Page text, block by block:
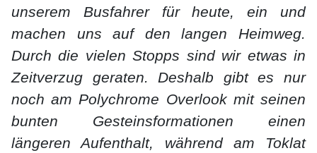
unserem Busfahrer für heute, ein und
machen uns auf den langen Heimweg.
Durch die vielen Stopps sind wir etwas in
Zeitverzug geraten. Deshalb gibt es nur
noch am Polychrome Overlook mit seinen
bunten Gesteinsformationen einen
längeren Aufenthalt, während am Toklat